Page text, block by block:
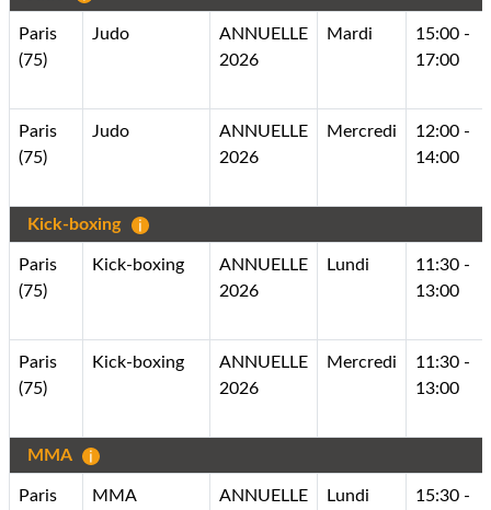
Paris
(75)
Judo
ANNUELLE
2026
Mardi
15:00 -
17:00
Paris
(75)
Judo
ANNUELLE
2026
Mercredi
12:00 -
14:00
Kick-boxing
Paris
(75)
Kick-boxing
ANNUELLE
2026
Lundi
11:30 -
13:00
Paris
(75)
Kick-boxing
ANNUELLE
2026
Mercredi
11:30 -
13:00
MMA
Paris
MMA
ANNUELLE
Lundi
15:30 -